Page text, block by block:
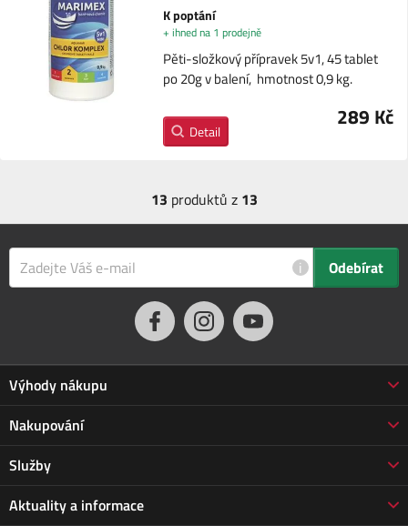
K poptání
+ ihned na 1 prodejně
Pěti-složkový přípravek 5v1, 45 tablet
po 20g v balení, hmotnost 0,9 kg.
289 Kč
Detail
13 produktů z 13
i Odebírat
Výhody nákupu
Proč nakupovat u nás
3letá záruka Jarabák
Vrácení zboží do 30 dnů
Prodloužená záruka
Nakupování
Obchodní podmínky
Doprava a platba
Vrácení zboží
Služby
Servis
Aktuality a informace